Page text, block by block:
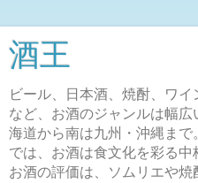
酒王
ビール、日本酒、焼酎、ワ
など、お酒のジャンルは幅
海道から南は九州・沖縄ま
では、お酒は食文化を彩る
お酒の評価は、ソムリエや